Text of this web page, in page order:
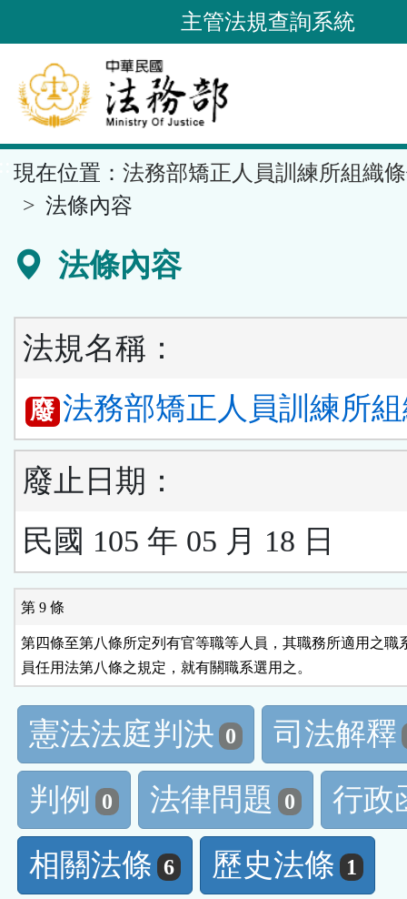
到
要
內
容
區
塊
主管法規查詢系統
現在位置： 法務部矯正人員訓練所組織
法條內容
法條內容
法規名稱：
廢 法務部矯正人員訓練所
廢止日期：
民國 105 年 05 月 18 日
第 9 條
第四條至第八條所定列有官等職等人員，其職務所適用之職
員任用法第八條之規定，就有關職系選用之。
憲法法庭判決 0
司法解釋
判例
0 法律問題 0
行政
相關法條 6 歷史法條 1